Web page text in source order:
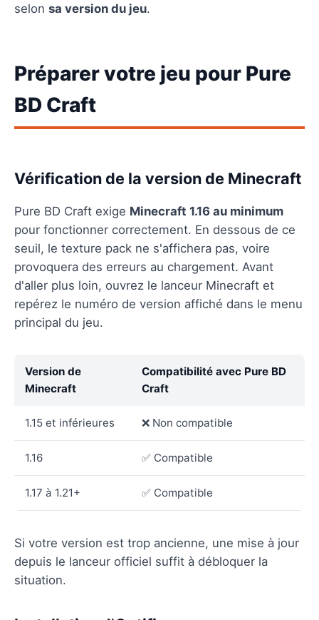
selon sa version du jeu.
Préparer votre jeu pour Pure
BD Craft
Vérification de la version de Minecraft
Pure BD Craft exige Minecraft 1.16 au minimum
pour fonctionner correctement. En dessous de ce
seuil, le texture pack ne s'affichera pas, voire
provoquera des erreurs au chargement. Avant
d'aller plus loin, ouvrez le lanceur Minecraft et
repérez le numéro de version affiché dans le menu
principal du jeu.
Version de
Minecraft
Compatibilité avec Pure BD
Craft
1.15 et inférieures ❌ Non compatible
1.16 ✅ Compatible
1.17 à 1.21+ ✅ Compatible
Si votre version est trop ancienne, une mise à jour
depuis le lanceur officiel suffit à débloquer la
situation.